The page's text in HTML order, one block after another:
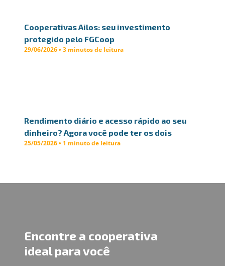
Cooperativas Ailos: seu investimento
protegido pelo FGCoop
29/06/2026 • 3 minutos de leitura
Rendimento diário e acesso rápido ao seu
dinheiro? Agora você pode ter os dois
25/05/2026 • 1 minuto de leitura
Encontre a cooperativa
ideal para você